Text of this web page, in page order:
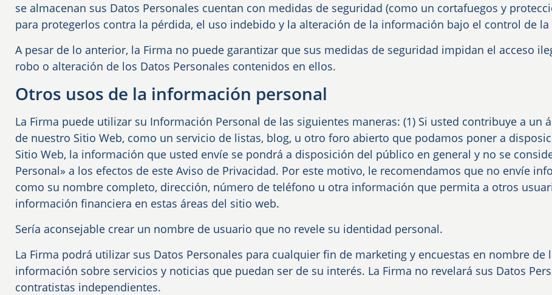
se almacenan sus Datos Personales cuentan con medidas de seguridad (como un cortafuegos y
para protegerlos contra la pérdida, el uso indebido y la alteración de la información bajo el control de la
A pesar de lo anterior, la Firma no puede garantizar que sus medidas de seguridad impidan el acceso
robo o alteración de los Datos Personales contenidos en ellos.
Otros usos de la información personal
La Firma puede utilizar su Información Personal de las siguientes maneras: (1) Si usted contribuye a un
de nuestro Sitio Web, como un servicio de listas, blog, u otro foro abierto que podamos poner a
Sitio Web, la información que usted envíe se pondrá a disposición del público en general y no se
Personal» a los efectos de este Aviso de Privacidad. Por este motivo, le recomendamos que no envíe
como su nombre completo, dirección, número de teléfono u otra información que permita a otros
información financiera en estas áreas del sitio web.
Sería aconsejable crear un nombre de usuario que no revele su identidad personal.
La Firma podrá utilizar sus Datos Personales para cualquier fin de marketing y encuestas en nombre de
información sobre servicios y noticias que puedan ser de su interés. La Firma no revelará sus Datos
contratistas independientes.